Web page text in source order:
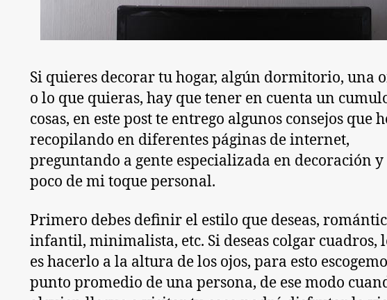
Si quieres decorar tu hogar, algún dormitorio, una
o lo que quieras, hay que tener en cuenta un
cosas, en este post te entrego algunos consejos que
recopilando en diferentes páginas de internet,
preguntando a gente especializada en decoración
poco de mi toque personal.
Primero debes definir el estilo que deseas,
infantil, minimalista, etc. Si deseas colgar cuadros,
es hacerlo a la altura de los ojos, para esto
punto promedio de una persona, de ese modo